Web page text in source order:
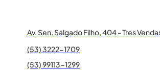
Av. Sen. Salgado Filho, 404 - Tres
(53) 3222-1709
(53) 99113-1299